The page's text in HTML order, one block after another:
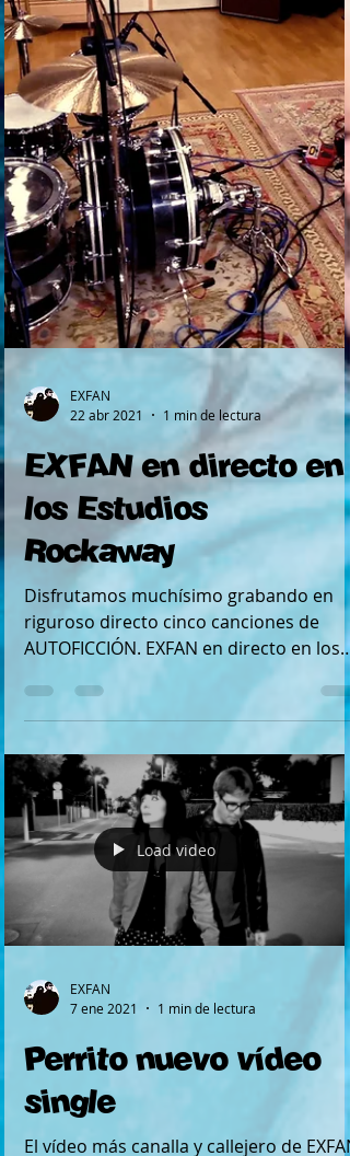
22 abr 2021
1 min de lectura
EXFAN en directo en
los Estudios
Rockaway
Disfrutamos muchísimo grabando en
AUTOFICCIÓN. EXFAN en directo en los
estudios Rockaway en Castellón,...
Load video
7 ene 2021